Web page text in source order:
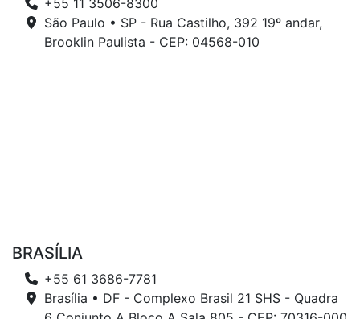
+55 11 3506-8300
São Paulo • SP - Rua Castilho, 392 19º andar,
Brooklin Paulista - CEP: 04568-010
BRASÍLIA
+55 61 3686-7781
Brasília • DF - Complexo Brasil 21 SHS - Quadra